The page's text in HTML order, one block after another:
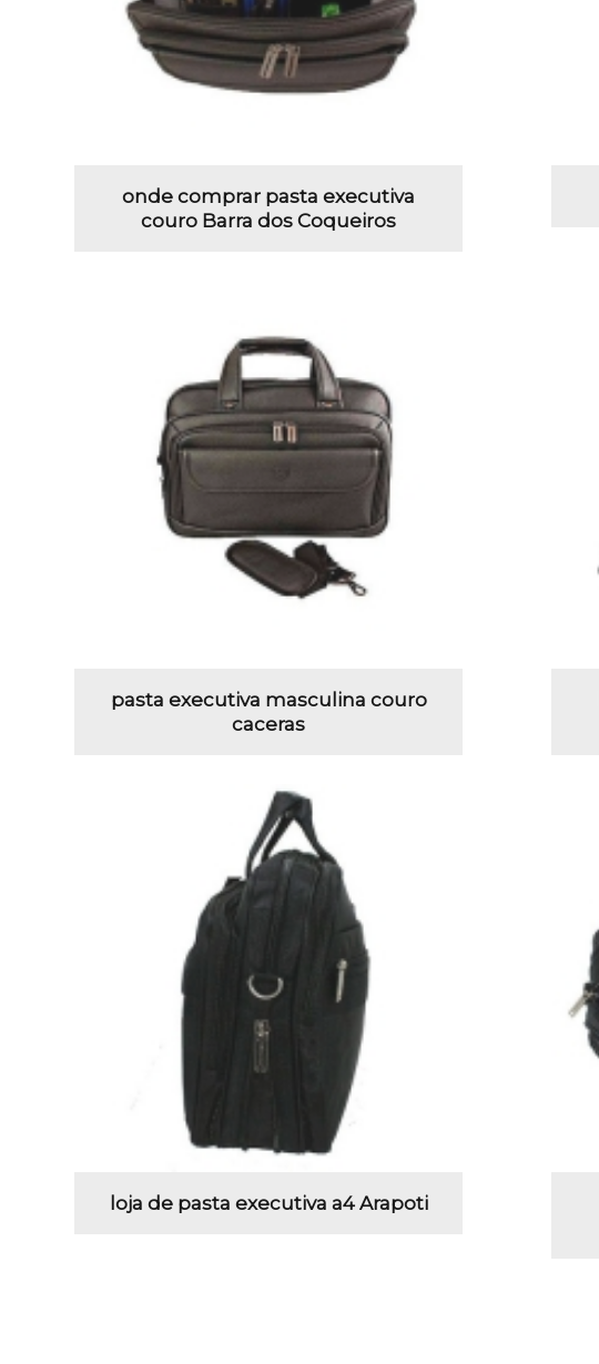
onde comprar pasta executiva
couro Barra dos Coqueiros
pasta executiva masculina couro
caceras
loja de pasta executiva a4 Arapoti